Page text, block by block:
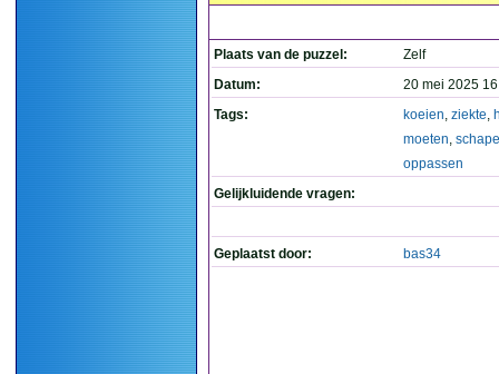
Plaats van de puzzel:
Zelf
Datum:
20 mei 2025
Tags:
koeien, ziekte,
moeten,
oppassen
Gelijkluidende vragen:
Geplaatst door: bas34